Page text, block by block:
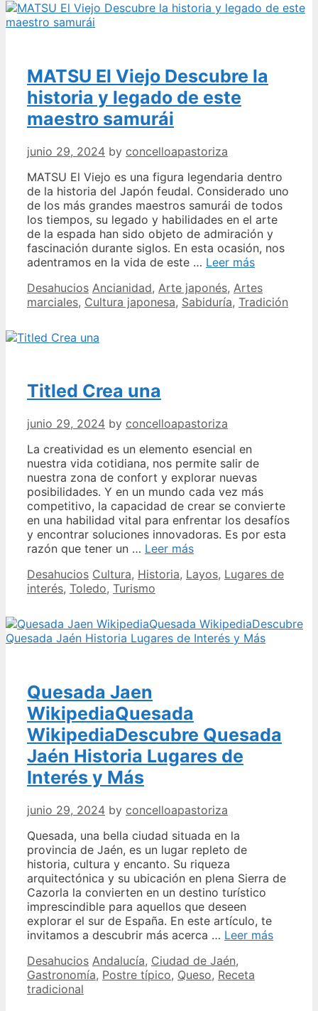
de
Pradolivo
MATSU El Viejo Descubre la
historia y legado de este
maestro samurái
junio 29, 2024 by concelloapastoriza
MATSU El Viejo es una figura legendaria dentro
de la historia del Japón feudal. Considerado uno
de los más grandes maestros samurái de todos
los tiempos, su legado y habilidades en el arte
de la espada han sido objeto de admiración y
fascinación durante siglos. En esta ocasión, nos
adentramos en la vida de este … Leer másMATSU
Viejo
Descubre
Categories
Desahucios Tags
Ancianidad, Arte japonés, Artes
marciales, Cultura japonesa, Sabiduría, Tradición
Titled Crea una
junio 29, 2024 by concelloapastoriza
La creatividad es un elemento esencial en
nuestra vida cotidiana, nos permite salir de
nuestra zona de confort y explorar nuevas
posibilidades. Y en un mundo cada vez más
competitivo, la capacidad de crear se convierte
en una habilidad vital para enfrentar los desafíos
y encontrar soluciones innovadoras. Es por esta
razón que tener un … Leer másTitled
una
Categories
Desahucios Tags
Cultura, Historia, Layos, Lugares de
interés, Toledo, Turismo
Quesada Jaen
WikipediaQuesada
WikipediaDescubre Quesada
Jaén Historia Lugares de
Interés y Más
junio 29, 2024 by concelloapastoriza
Quesada, una bella ciudad situada en la
provincia de Jaén, es un lugar repleto de
historia, cultura y encanto. Su riqueza
arquitectónica y su ubicación en plena Sierra de
Cazorla la convierten en un destino turístico
imprescindible para aquellos que deseen
explorar el sur de España. En este artículo, te
invitamos a descubrir más acerca … Leer más
Categories
Desahucios Tags
Andalucía, Ciudad de Jaén,
Gastronomía, Postre típico, Queso, Receta
tradicional